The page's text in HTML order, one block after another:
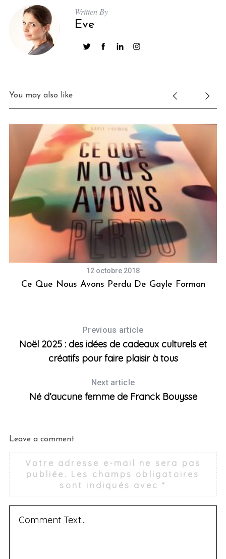
Written By
Eve
You may also like
12 octobre 2018
Ce Que Nous Avons Perdu De Gayle Forman
Previous article
Noël 2025 : des idées de cadeaux culturels et
créatifs pour faire plaisir à tous
Next article
Né d’aucune femme de Franck Bouysse
Leave a comment
Votre adresse e-mail ne sera pas
publiée. Les champs obligatoires
sont indiqués avec*